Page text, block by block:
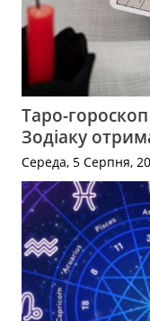
Таро-
Зодіаку
Середа, 5 Серпня,